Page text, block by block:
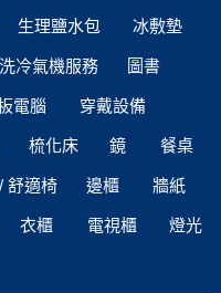
生理鹽水包 冰敷墊
冷氣機服務 圖書
電腦 穿戴設備
梳化床 鏡 餐桌
舒適椅 邊櫃 牆紙
衣櫃 電視櫃 燈光